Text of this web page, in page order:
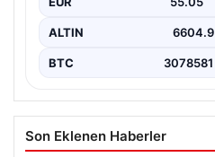
ALTIN 6604.9
BTC 3078581
Son Eklenen Haberler